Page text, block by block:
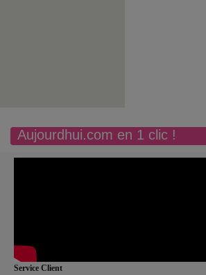
Aujourdhui.com en 1 clic !
Service Client